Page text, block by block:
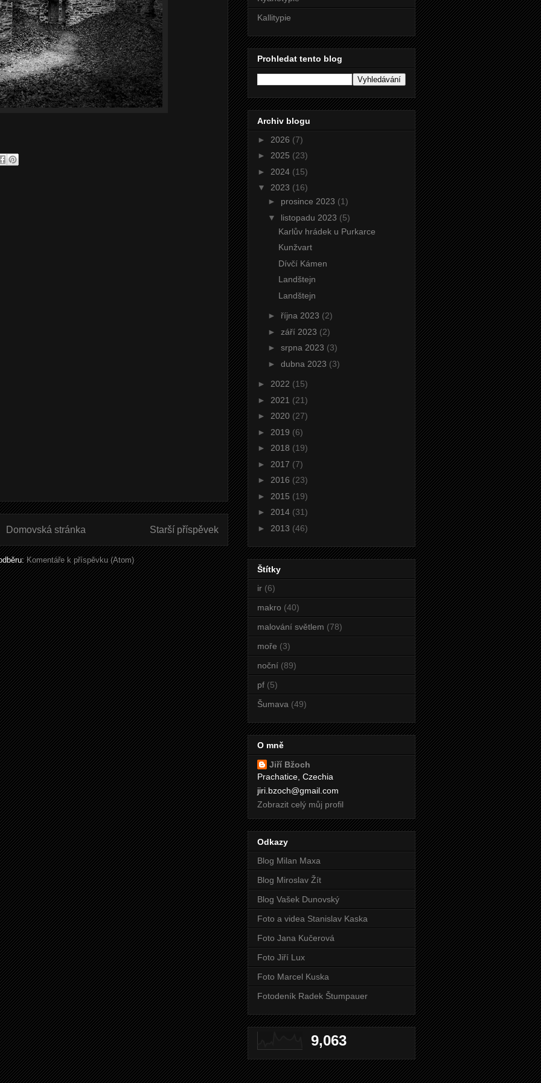
Starší příspěvek
Domovská stránka
Komentáře k příspěvku (Atom)
Kallitypie
Prohledat tento blog
Archiv blogu
► 2026 (7)
► 2025 (23)
► 2024 (15)
▼ 2023 (16)
► prosince 2023 (1)
▼ listopadu 2023 (5)
Karlův hrádek u Purkarce
Kunžvart
Dívčí Kámen
Landštejn
Landštejn
► října 2023 (2)
► září 2023 (2)
► srpna 2023 (3)
► dubna 2023 (3)
► 2022 (15)
► 2021 (21)
► 2020 (27)
► 2019 (6)
► 2018 (19)
► 2017 (7)
► 2016 (23)
► 2015 (19)
► 2014 (31)
► 2013 (46)
Štítky
ir (6)
makro (40)
malování světlem (78)
moře (3)
noční (89)
pf (5)
Šumava (49)
O mně
Jiří Bžoch
Prachatice, Czechia
jiri.bzoch@gmail.com
Zobrazit celý můj profil
Odkazy
Blog Milan Maxa
Blog Miroslav Žít
Blog Vašek Dunovský
Foto a videa Stanislav Kaska
Foto Jana Kučerová
Foto Jiří Lux
Foto Marcel Kuska
Fotodeník Radek Štumpauer
9,063